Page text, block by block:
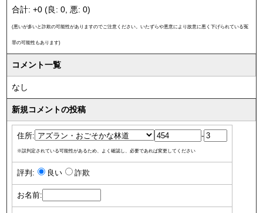
合計: +0 (良: 0, 悪: 0)
(悪いが多いと詐欺の可能性がありますのでご注意ください。いたずらや悪意により故意に悪く下げられている冤
罪の可能性もあります)
コメント一覧
なし
新規コメントの投稿
住所: -
※誤判定されている可能性があるため、よく確認し、必要であれば変更してください
評判: 良い 詐欺
お名前: